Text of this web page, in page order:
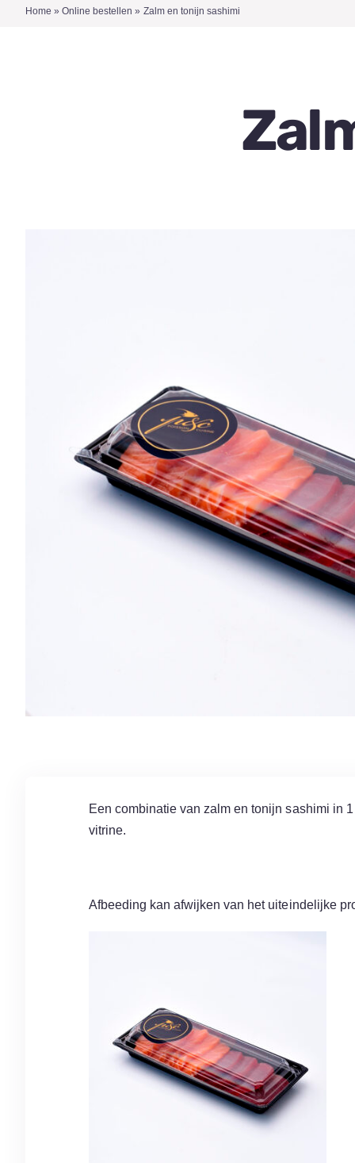
Home »Online bestellen » Zalm en tonijn sashimi
Een combinatie van zalm en tonijn sashimi in
vitrine.
Afbeeding kan afwijken van het uiteindelijke